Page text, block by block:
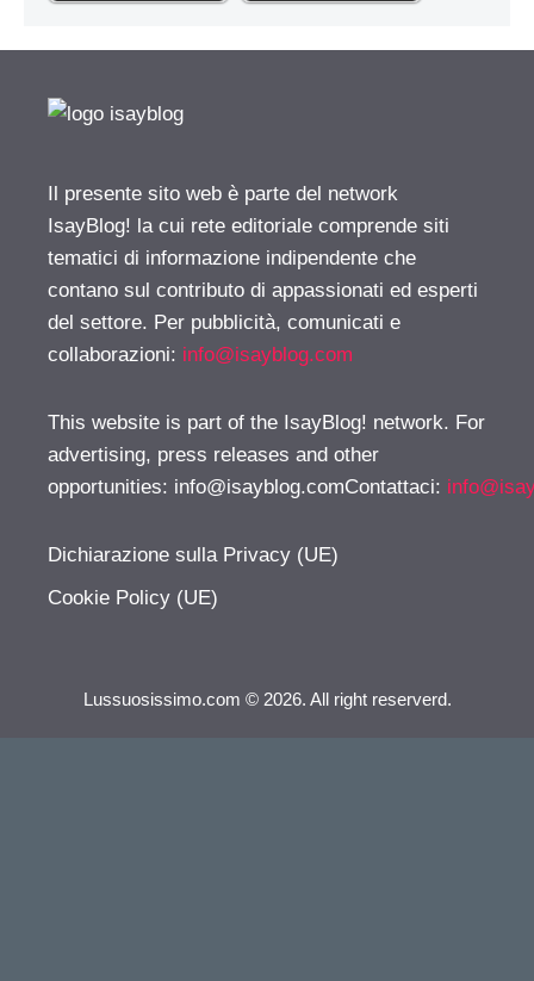
Il presente sito web è parte del network
IsayBlog! la cui rete editoriale comprende siti
tematici di informazione indipendente che
contano sul contributo di appassionati ed esperti
del settore. Per pubblicità, comunicati e
collaborazioni: info@isayblog.com
This website is part of the IsayBlog! network. For
advertising, press releases and other
opportunities: info@isayblog.comContattaci:
Dichiarazione sulla Privacy (UE)
Cookie Policy (UE)
Lussuosissimo.com © 2026. All right reserverd.